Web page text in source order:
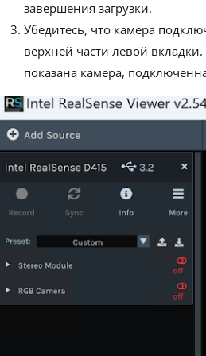
завершения загрузки.
Убедитесь, что камера
верхней части левой
показана камера,